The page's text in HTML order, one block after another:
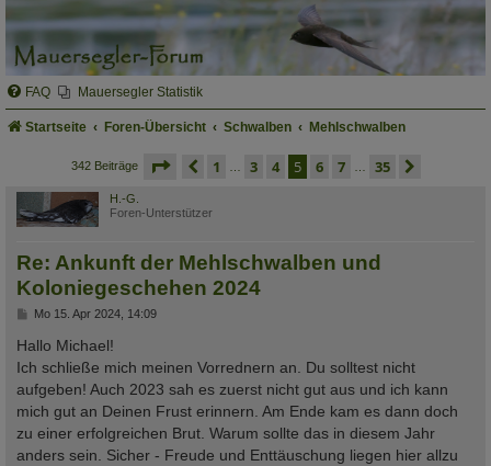
FAQ Mauersegler Statistik
Startseite Foren-Übersicht Schwalben Mehlschwalben
342 Beiträge seite 5 von 35
vorherige
1 3 4 5 6 7 35
H.-G.
Foren-Unterstützer
Re: Ankunft der Mehlschwalben und
Koloniegeschehen 2024
B
i
t
r
a
g
Mo 15. Apr 2024, 14:09
Hallo Michael!
Ich schließe mich meinen Vorrednern an. Du solltest nicht
aufgeben! Auch 2023 sah es zuerst nicht gut aus und ich kann
mich gut an Deinen Frust erinnern. Am Ende kam es dann doch
zu einer erfolgreichen Brut. Warum sollte das in diesem Jahr
anders sein. Sicher - Freude und Enttäuschung liegen hier allzu